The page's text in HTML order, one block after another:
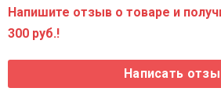
Напишите отзыв о товаре и
300 руб.!